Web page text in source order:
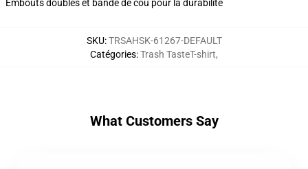
Embouts doubles et bande de cou pour la durabilité
SKU:TRSAHSK-61267-DEFAULT
Catégories:Trash TasteT-shirt,
What Customers Say